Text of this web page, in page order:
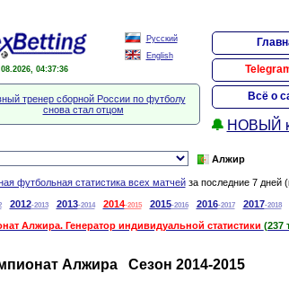
04:37:37
Русский
English
Всё о
🔔 НОВЫЙ
тренер сборной России по футболу
снова стал отцом
Алжир
футбольная статистика всех матчейза последние 7 дней
2012-2013 2013-2014 2014-2015 2015-2016 2016-2017 2017-2018
Алжира. Генератор индивидуальной статистики (237
Алжира Сезон 2014-2015